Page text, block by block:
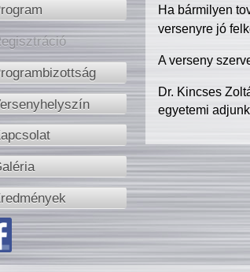
Ha bármilyen
versenyre jó
A verseny
Dr. Kincses
egyetemi